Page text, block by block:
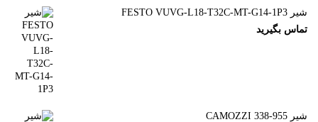
شیر FESTO VUVG-L18-T32C-MT-G14-1P3
تماس بگیرید
شیر CAMOZZI 338-955